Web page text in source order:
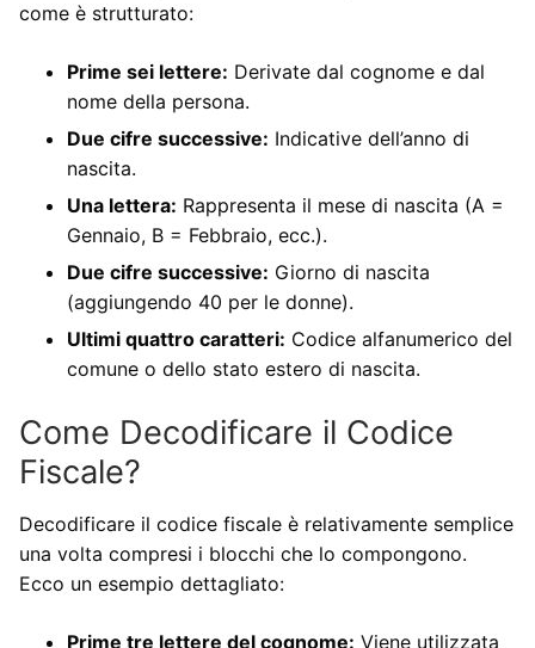
come è strutturato:
Prime sei lettere: Derivate dal cognome e dal
nome della persona.
Due cifre successive: Indicative dell’anno di
nascita.
Una lettera: Rappresenta il mese di nascita (A =
Gennaio, B = Febbraio, ecc.).
Due cifre successive: Giorno di nascita
(aggiungendo 40 per le donne).
Ultimi quattro caratteri: Codice alfanumerico del
comune o dello stato estero di nascita.
Come Decodificare il Codice
Fiscale?
Decodificare il codice fiscale è relativamente semplice
una volta compresi i blocchi che lo compongono.
Ecco un esempio dettagliato:
Prime tre lettere del cognome: Viene utilizzata